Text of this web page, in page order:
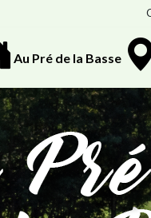
Au Pré de la Basse